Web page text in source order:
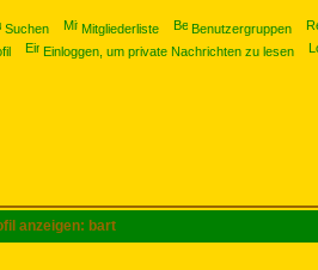
Suchen Mitgliederliste Benutzergruppen
Einloggen, um private Nachrichten zu lesen
anzeigen: bart